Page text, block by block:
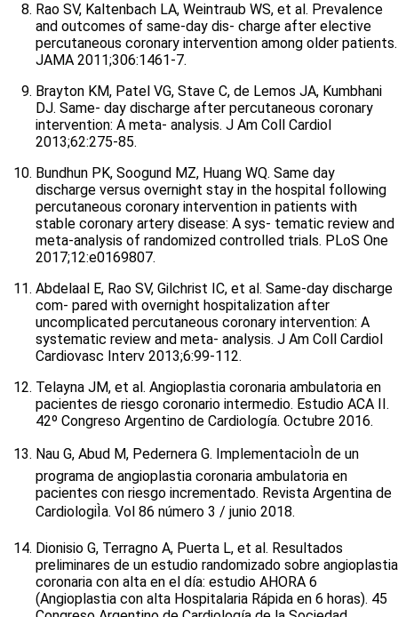
Rao SV, Kaltenbach LA, Weintraub WS, et al. Prevalence
and outcomes of same-day dis- charge after elective
percutaneous coronary intervention among older patients.
JAMA 2011;306:1461-7.
Brayton KM, Patel VG, Stave C, de Lemos JA, Kumbhani
DJ. Same- day discharge after percutaneous coronary
intervention: A meta- analysis. J Am Coll Cardiol
2013;62:275-85.
Bundhun PK, Soogund MZ, Huang WQ. Same day
discharge versus overnight stay in the hospital following
percutaneous coronary intervention in patients with
stable coronary artery disease: A sys- tematic review and
meta-analysis of randomized controlled trials. PLoS One
2017;12:e0169807.
Abdelaal E, Rao SV, Gilchrist IC, et al. Same-day discharge
com- pared with overnight hospitalization after
uncomplicated percutaneous coronary intervention: A
systematic review and meta- analysis. J Am Coll Cardiol
Cardiovasc Interv 2013;6:99-112.
Telayna JM, et al. Angioplastia coronaria ambulatoria en
pacientes de riesgo coronario intermedio. Estudio ACA II.
42º Congreso Argentino de Cardiología. Octubre 2016.
Nau G, Abud M, Pedernera G. ImplementacioÌn de un
programa de angioplastia coronaria ambulatoria en
pacientes con riesgo incrementado. Revista Argentina de
CardiologiÌa. Vol 86 número 3 / junio 2018.
Dionisio G, Terragno A, Puerta L, et al. Resultados
preliminares de un estudio randomizado sobre angioplastia
coronaria con alta en el día: estudio AHORA 6
(Angioplastia con alta Hospitalaria Rápida en 6 horas). 45